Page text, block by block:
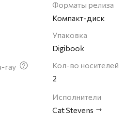
имя, Юсуф Ислам, посвятил
деятельности в
перерыва) альбом "An Other
Форматы релиза
Компакт-диск
Упаковка
Digibook
ray
Кол-во носителей
2
Исполнители
Cat Stevens